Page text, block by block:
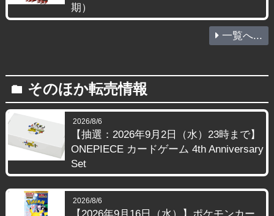
期）
一覧へ...
folder そのほか転売情報
2026/8/6
【抽選：2026年9月2日（水）23時まで】
ONEPIECE カードゲーム 4th Anniversary
Set
2026/8/6